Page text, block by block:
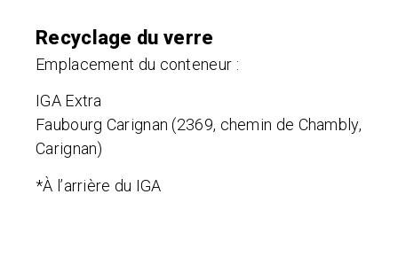
Recyclage du verre
Emplacement du conteneur :
IGA Extra
Faubourg Carignan (2369, chemin de Chambly,
Carignan)
*À l’arrière du IGA